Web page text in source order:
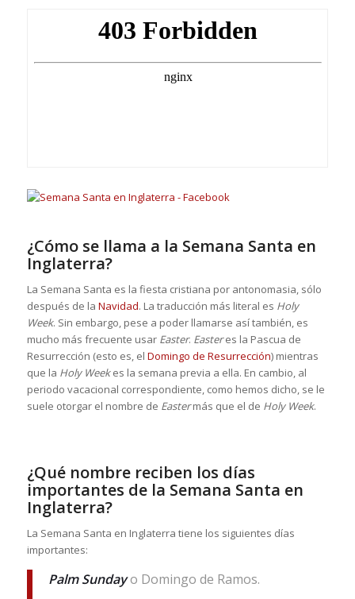
¿Cómo se llama a la Semana Santa en
Inglaterra?
La Semana Santa es la fiesta cristiana por antonomasia, sólo
después de la Navidad. La traducción más literal es Holy
Week. Sin embargo, pese a poder llamarse así también, es
mucho más frecuente usar Easter. Easteres la Pascua de
Resurrección (esto es, el Domingo de Resurrección) mientras
que la Holy Weekes la semana previa a ella. En cambio, al
periodo vacacional correspondiente, como hemos dicho, se le
suele otorgar el nombre de Eastermás que el de Holy Week.
¿Qué nombre reciben los días
importantes de la Semana Santa en
Inglaterra?
La Semana Santa en Inglaterra tiene los siguientes días
importantes:
Palm Sundayo Domingo de Ramos.